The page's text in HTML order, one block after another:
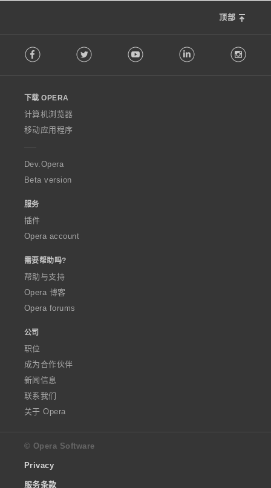
顶部
o
w
O
p
a
Facebook Twitter Youtube LinkedIn
下载 OPERA
计算机浏览器
移动应用程序
Dev.Opera
Beta version
服务
插件
Opera account
需要帮助吗?
帮助与支持
Opera 博客
Opera forums
公司
职位
成为合作伙伴
新闻信息
联系我们
关于 Opera
© Opera Software
Privacy
服务条款